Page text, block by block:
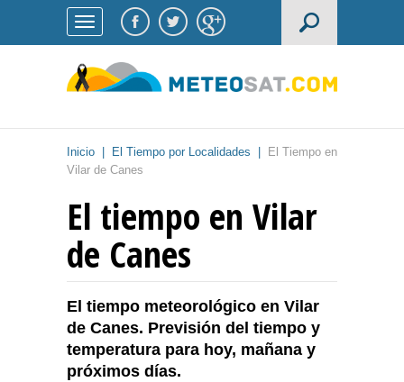
Inicio El Tiempo por Localidades
El Tiempo en
Vilar de Canes
El tiempo en Vilar
de Canes
El tiempo meteorológico en Vilar
de Canes. Previsión del tiempo y
temperatura para hoy, mañana y
próximos días.